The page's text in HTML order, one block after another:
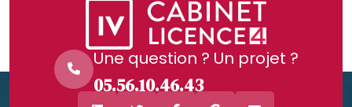
Une question ? Un projet ?
05.56.10.46.43